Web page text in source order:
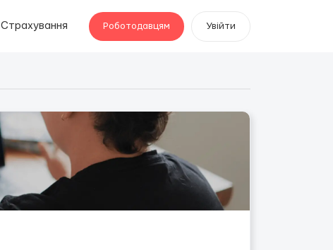
Страхування Роботодавцям Увійти